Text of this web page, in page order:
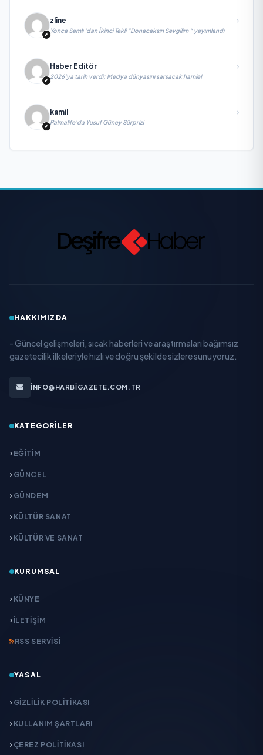
zline
Yonca Samlı ‘dan İkinci Tekli “Donacaksın Sevgilim “ yayımlandı
Haber Editör
2026’ya tarih verdi; Medya dünyasını sarsacak hamle!
kamil
Palmalife’da Yusuf Güney Sürprizi
HAKKIMIZDA
- Güncel gelişmeleri, sıcak haberleri ve araştırmaları bağımsız
gazetecilik ilkeleriyle hızlı ve doğru şekilde sizlere sunuyoruz.
INFO@HARBIGAZETE.COM.TR
KATEGORILER
EĞITIM
GÜNCEL
GÜNDEM
KÜLTÜR SANAT
KÜLTÜR VE SANAT
KURUMSAL
KÜNYE
İLETIŞIM
RSS SERVISI
YASAL
GIZLILIK POLITIKASI
KULLANIM ŞARTLARI
ÇEREZ POLITIKASI